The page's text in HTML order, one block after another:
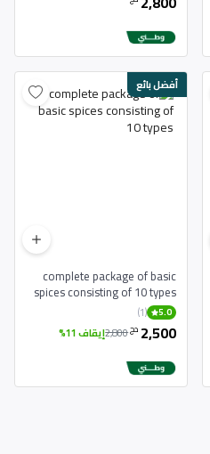
أفضل بائع
complete package of basic
spices consisting of 10 types
5.0
(1)
2,500 دج2,800إيقاف 11%